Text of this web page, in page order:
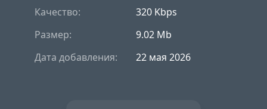
Качество:
320 Kbps
Размер:
9.02 Mb
Дата добавления:
22 мая 2026